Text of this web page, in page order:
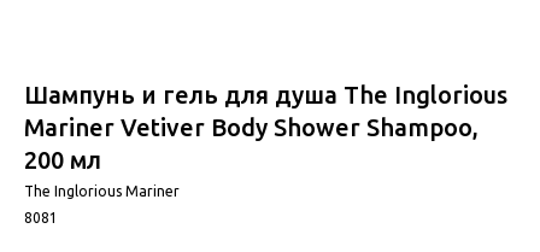
Шампунь и гель для душа The Inglorious
Mariner Vetiver Body Shower Shampoo,
200 мл
The Inglorious Mariner
8081